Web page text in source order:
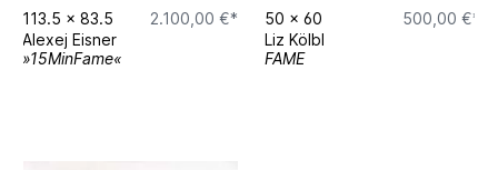
113.5 x 83.5
2.100,00 €*
Alexej Eisner
»15MinFame«
50 x 60
500,00 €*
Liz Kölbl
FAME